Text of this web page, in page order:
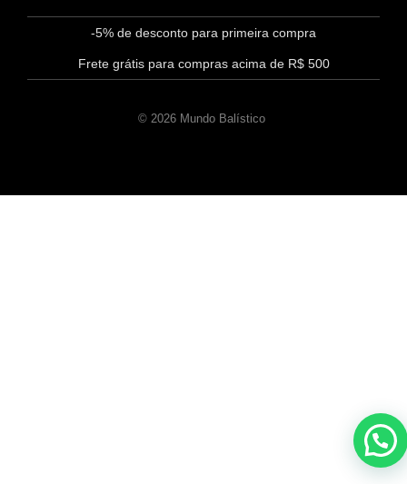
-5% de desconto para primeira compra
Frete grátis para compras acima de R$ 500
© 2026 Mundo Balístico